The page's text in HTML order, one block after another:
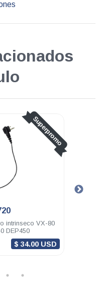
Superpromo
intrinseco VX-80
DEP450
$ 34.00 USD